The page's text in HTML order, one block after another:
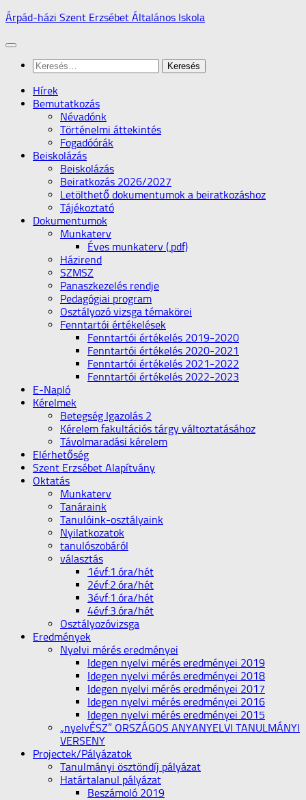
Skip
content
Árpád-házi Szent Erzsébet Általános Iskola
Keresés:
Hírek
Bemutatkozás
Névadónk
Történelmi áttekintés
Fogadóórák
Beiskolázás
Beiskolázás
Beiratkozás 2026/2027
Letölthető dokumentumok a beiratkozáshoz
Tájékoztató
Dokumentumok
Munkaterv
Éves munkaterv (.pdf)
Házirend
SZMSZ
Panaszkezelés rendje
Pedagógiai program
Osztályozó vizsga témakörei
Fenntartói értékelések
Fenntartói értékelés 2019-2020
Fenntartói értékelés 2020-2021
Fenntartói értékelés 2021-2022
Fenntartói értékelés 2022-2023
E-Napló
Kérelmek
Betegség Igazolás 2
Kérelem fakultációs tárgy változtatásához
Távolmaradási kérelem
Elérhetőség
Szent Erzsébet Alapítvány
Oktatás
Munkaterv
Tanáraink
Tanulóink-osztályaink
Nyilatkozatok
tanulószobáról
választás
1évf:1.óra/hét
2évf:2.óra/hét
3évf:1.óra/hét
4évf:3.óra/hét
Osztályozóvizsga
Eredmények
Nyelvi mérés eredményei
Idegen nyelvi mérés eredményei 2019
Idegen nyelvi mérés eredményei 2018
Idegen nyelvi mérés eredményei 2017
Idegen nyelvi mérés eredményei 2016
Idegen nyelvi mérés eredményei 2015
„nyelvÉSZ” ORSZÁGOS ANYANYELVI TANULMÁNYI
VERSENY
Projectek/Pályázatok
Tanulmányi ösztöndíj pályázat
Határtalanul pályázat
Beszámoló 2019